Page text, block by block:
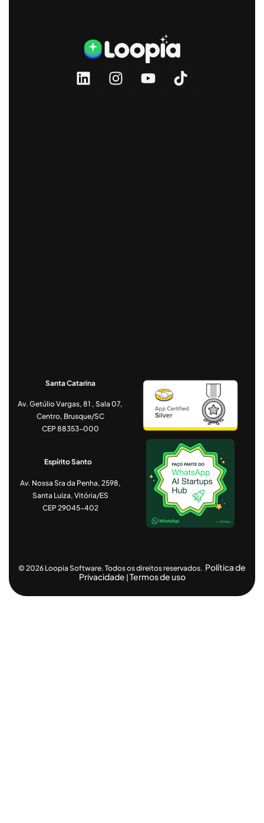
Santa Catarina
Av. Getúlio Vargas, 81 , Sala 07,
Centro, Brusque/SC
CEP 88353-000
Espírito Santo
Av. Nossa Sra da Penha, 2598,
Santa Luiza, Vitória/ES
CEP 29045-402
© 2026 Loopia Software. Todos os direitos reservados. Política de
Privacidade Termos de uso